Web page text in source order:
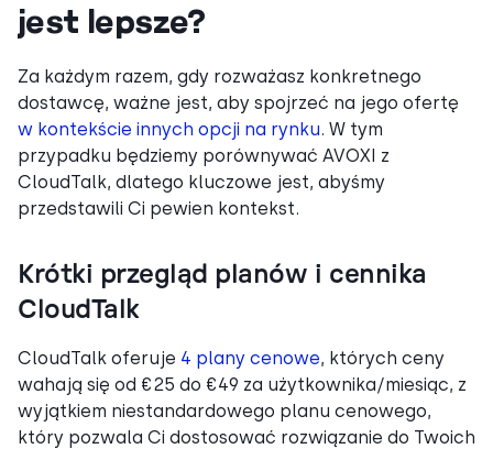
jest lepsze?
Za każdym razem, gdy rozważasz konkretnego
dostawcę, ważne jest, aby spojrzeć na jego ofertę
w kontekście innych opcji na rynku. W tym
przypadku będziemy porównywać AVOXI z
CloudTalk, dlatego kluczowe jest, abyśmy
przedstawili Ci pewien kontekst.
Krótki przegląd planów i cennika
CloudTalk
CloudTalk oferuje 4 plany cenowe, których ceny
wahają się od €25 do €49 za użytkownika/miesiąc, z
wyjątkiem niestandardowego planu cenowego,
który pozwala Ci dostosować rozwiązanie do Twoich